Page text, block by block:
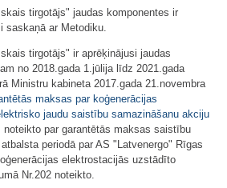
tirgotājs" jaudas komponentes ir
saskaņā ar Metodiku.
tirgotājs" ir aprēķinājusi jaudas
no 2018.gada 1.jūlija līdz 2021.gada
Ministru kabineta 2017.gada 21.novembra
maksas par koģenerācijas
jaudu saistību samazināšanu akciju
noteikto par garantētās maksas saistību
periodā par AS "Latvenergo" Rīgas
elektrostacijās uzstādīto
Nr.202 noteikto.